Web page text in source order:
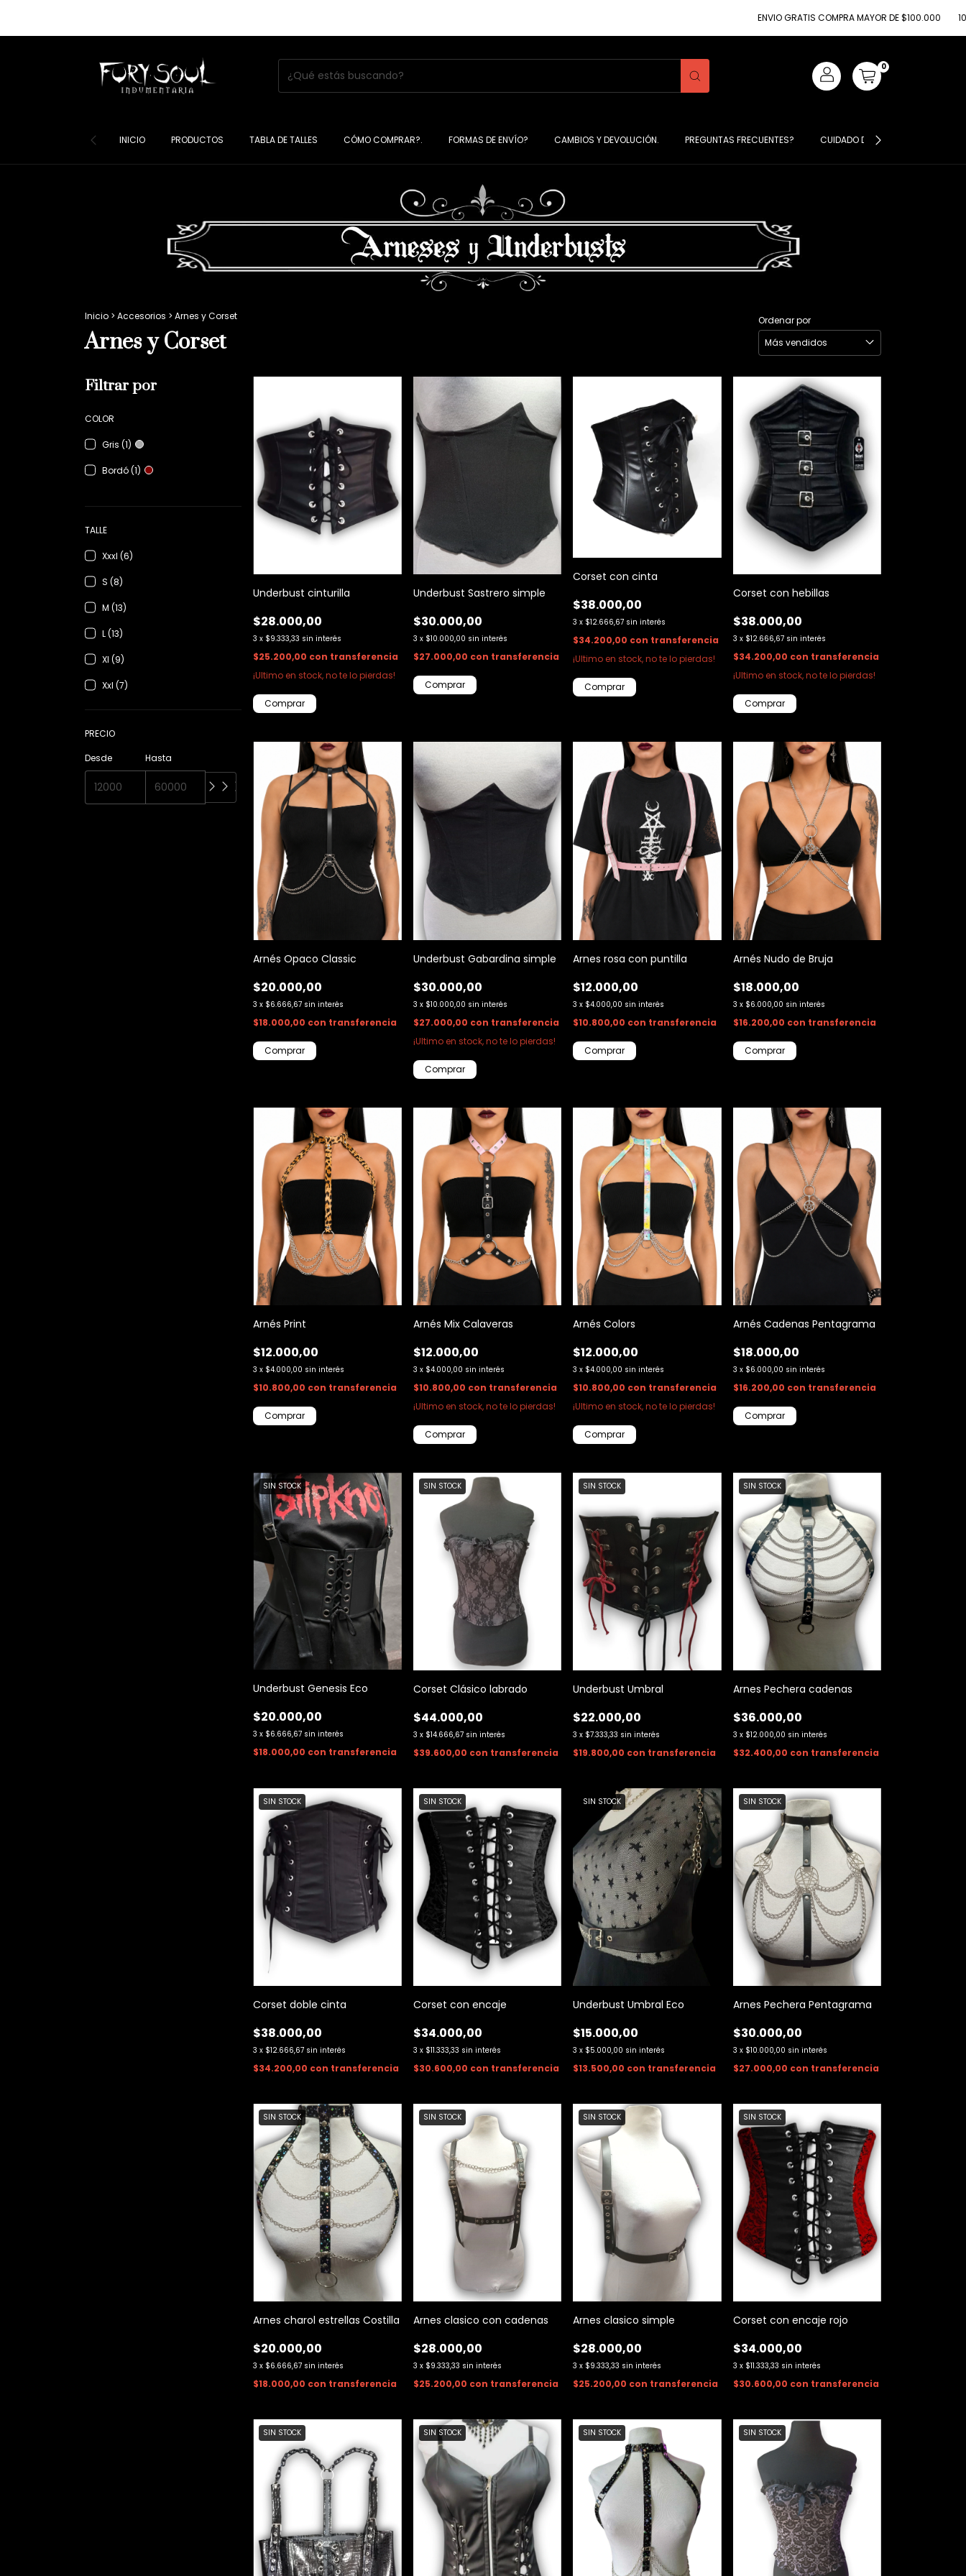
ENVIO GRATIS COMPRA MAYOR DE $100.000 10% DE
0
INICIO PRODUCTOS TABLA DE TALLES CÓMO COMPRAR?. FORMAS DE ENVÍO? CAMBIOS Y DEVOLUCIÓN. PREGUNTAS FRECUENTES? CUIDADO DE MIS PRENDAS ?
Inicio > Accesorios > Arnes y Corset
Arnes y Corset
Ordenar por
Filtrar por
COLOR
Gris (1)
Bordó (1)
TALLE
Xxxl (6)
S (8)
M (13)
L (13)
Xl (9)
Xxl (7)
PRECIO
Desde
Hasta
Underbust cinturilla
$28.000,00
3 x $9.333,33 sin interés
$25.200,00 con transferencia
¡Ultimo en stock, no te lo pierdas!
Comprar
Underbust Sastrero simple
$30.000,00
3 x $10.000,00 sin interés
$27.000,00 con transferencia
Comprar
Corset con cinta
$38.000,00
3 x $12.666,67 sin interés
$34.200,00 con transferencia
¡Ultimo en stock, no te lo pierdas!
Comprar
Corset con hebillas
$38.000,00
3 x $12.666,67 sin interés
$34.200,00 con transferencia
¡Ultimo en stock, no te lo pierdas!
Comprar
Arnés Opaco Classic
$20.000,00
3 x $6.666,67 sin interés
$18.000,00 con transferencia
Underbust Gabardina simple
$30.000,00
3 x $10.000,00 sin interés
$27.000,00 con transferencia
¡Ultimo en stock, no te lo pierdas!
Comprar
Arnes rosa con puntilla
$12.000,00
3 x $4.000,00 sin interés
$10.800,00 con transferencia
Arnés Nudo de Bruja
$18.000,00
3 x $6.000,00 sin interés
$16.200,00 con transferencia
Arnés Print
$12.000,00
3 x $4.000,00 sin interés
$10.800,00 con transferencia
Arnés Mix Calaveras
$12.000,00
3 x $4.000,00 sin interés
$10.800,00 con transferencia
¡Ultimo en stock, no te lo pierdas!
Arnés Colors
$12.000,00
3 x $4.000,00 sin interés
$10.800,00 con transferencia
¡Ultimo en stock, no te lo pierdas!
Arnés Cadenas Pentagrama
$18.000,00
3 x $6.000,00 sin interés
$16.200,00 con transferencia
SIN STOCK
Underbust Genesis Eco
$20.000,00
3 x $6.666,67 sin interés
$18.000,00 con transferencia
SIN STOCK
Corset Clásico labrado
$44.000,00
3 x $14.666,67 sin interés
$39.600,00 con transferencia
SIN STOCK
Underbust Umbral
$22.000,00
3 x $7.333,33 sin interés
$19.800,00 con transferencia
SIN STOCK
Arnes Pechera cadenas
$36.000,00
3 x $12.000,00 sin interés
$32.400,00 con transferencia
SIN STOCK
Corset doble cinta
$38.000,00
3 x $12.666,67 sin interés
$34.200,00 con transferencia
SIN STOCK
Corset con encaje
$34.000,00
3 x $11.333,33 sin interés
$30.600,00 con transferencia
SIN STOCK
Underbust Umbral Eco
$15.000,00
3 x $5.000,00 sin interés
$13.500,00 con transferencia
SIN STOCK
Arnes Pechera Pentagrama
$30.000,00
3 x $10.000,00 sin interés
$27.000,00 con transferencia
SIN STOCK
Arnes charol estrellas Costilla
$20.000,00
3 x $6.666,67 sin interés
$18.000,00 con transferencia
SIN STOCK
Arnes clasico con cadenas
$28.000,00
3 x $9.333,33 sin interés
$25.200,00 con transferencia
SIN STOCK
Arnes clasico simple
$28.000,00
3 x $9.333,33 sin interés
$25.200,00 con transferencia
SIN STOCK
Corset con encaje rojo
$34.000,00
3 x $11.333,33 sin interés
$30.600,00 con transferencia
SIN STOCK SIN STOCK SIN STOCK SIN STOCK